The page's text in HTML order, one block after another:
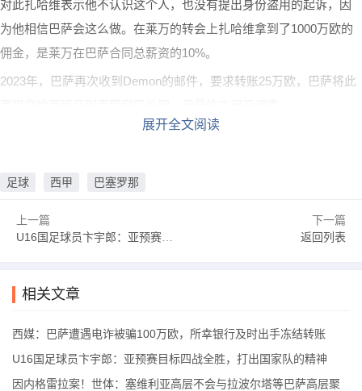
对此扎哈维表示他不认识这个人，也没有提出身份盗用的起诉，因
为他相信巴萨会这么做。在莱万的转会上扎哈维拿到了1000万欧的
佣金，是莱万在巴萨合同总薪资的10%。
2023年，巴萨再次收到Demon的邮件，要求转账25万欧，巴萨将此
展开全文阅读
足球 西甲 巴塞罗那
上一篇
U16国足球员卞宇郎：亚预赛目标四战全胜，打出国家队的精神
下一篇
返回列表
相关文章
西媒：巴萨遭遇电诈被骗100万欧，所幸银行及时出手冻结转账
U16国足球员卞宇郎：亚预赛目标四战全胜，打出国家队的精神
因内格雷拉案！世体：塞维利亚高层不会与拉波尔塔等巴萨高层聚